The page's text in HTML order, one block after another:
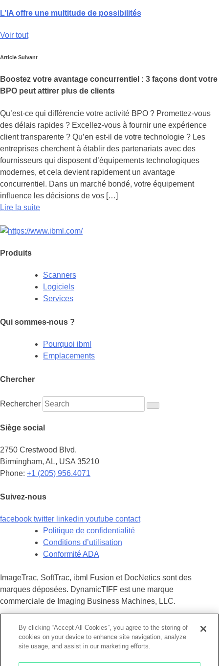
L’IA offre une multitude de possibilités
Voir tout
Article Suivant
Boostez votre avantage concurrentiel : 3 façons dont votre
BPO peut attirer plus de clients
Qu’est-ce qui différencie votre activité BPO ? Promettez-vous
des délais rapides ? Excellez-vous à fournir une expérience
client transparente ? Qu’en est-il de votre technologie ? Les
entreprises cherchent à établir des partenariats avec des
fournisseurs qui disposent d’équipements technologiques
modernes, et cela devient rapidement un avantage
concurrentiel. Dans un marché bondé, votre équipement
influence les décisions de vos […]
Lire la suite
Produits
Scanners
Logiciels
Services
Qui sommes-nous ?
Pourquoi ibml
Emplacements
Chercher
Rechercher
Siège social
2750 Crestwood Blvd.
Birmingham, AL, USA 35210
Phone: +1 (205) 956.4071
Suivez-nous
facebook twitter linkedin youtube contact
Politique de confidentialité
Conditions d’utilisation
Conformité ADA
ImageTrac, SoftTrac, ibml Fusion et DocNetics sont des
marques déposées. DynamicTIFF est une marque
commerciale de Imaging Business Machines, LLC.
Tout le contenu © 2024 Imaging Business Machines, LLC.
By clicking “Accept All Cookies”, you agree to the storing of
cookies on your device to enhance site navigation, analyze
site usage, and assist in our marketing efforts.